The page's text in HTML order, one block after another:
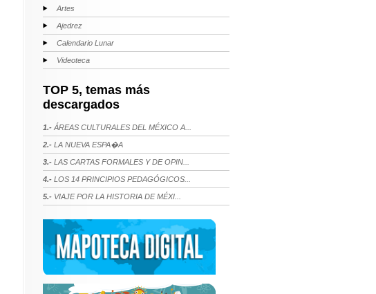
Artes
Ajedrez
Calendario Lunar
Videoteca
TOP 5, temas más
descargados
1.- ÁREAS CULTURALES DEL MÉXICO A...
2.- LA NUEVA ESPA�A
3.- LAS CARTAS FORMALES Y DE OPIN...
4.- LOS 14 PRINCIPIOS PEDAGÓGICOS...
5.- VIAJE POR LA HISTORIA DE MÉXI...